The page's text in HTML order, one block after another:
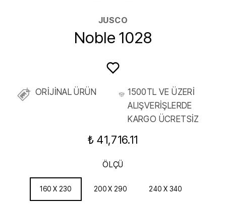
JUSCO
Noble 1028
ORİJİNAL ÜRÜN
1500TL VE ÜZERİ
ALIŞVERİŞLERDE
KARGO ÜCRETSİZ
₺ 41,716.11
ÖLÇÜ
160 X 230 200 X 290 240 X 340